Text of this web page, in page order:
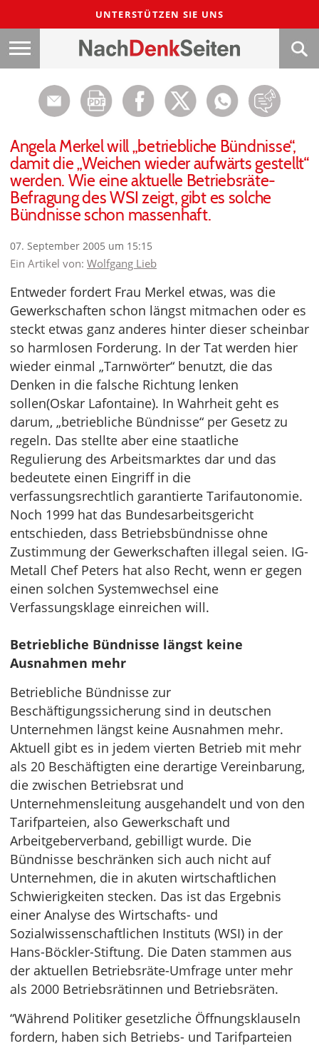
UNTERSTÜTZEN SIE UNS
Angela Merkel will „betriebliche Bündnisse“,
damit die „Weichen wieder aufwärts gestellt“
werden. Wie eine aktuelle Betriebsräte-
Befragung des WSI zeigt, gibt es solche
Bündnisse schon massenhaft.
07. September 2005 um 15:15
Ein Artikel von: Wolfgang Lieb
Entweder fordert Frau Merkel etwas, was die
Gewerkschaften schon längst mitmachen oder es
steckt etwas ganz anderes hinter dieser scheinbar
so harmlosen Forderung. In der Tat werden hier
wieder einmal „Tarnwörter“ benutzt, die das
Denken in die falsche Richtung lenken
sollen(Oskar Lafontaine). In Wahrheit geht es
darum, „betriebliche Bündnisse“ per Gesetz zu
regeln. Das stellte aber eine staatliche
Regulierung des Arbeitsmarktes dar und das
bedeutete einen Eingriff in die
verfassungsrechtlich garantierte Tarifautonomie.
Noch 1999 hat das Bundesarbeitsgericht
entschieden, dass Betriebsbündnisse ohne
Zustimmung der Gewerkschaften illegal seien. IG-
Metall Chef Peters hat also Recht, wenn er gegen
einen solchen Systemwechsel eine
Verfassungsklage einreichen will.
Betriebliche Bündnisse längst keine
Ausnahmen mehr
Betriebliche Bündnisse zur
Beschäftigungssicherung sind in deutschen
Unternehmen längst keine Ausnahmen mehr.
Aktuell gibt es in jedem vierten Betrieb mit mehr
als 20 Beschäftigten eine derartige Vereinbarung,
die zwischen Betriebsrat und
Unternehmensleitung ausgehandelt und von den
Tarifparteien, also Gewerkschaft und
Arbeitgeberverband, gebilligt wurde. Die
Bündnisse beschränken sich auch nicht auf
Unternehmen, die in akuten wirtschaftlichen
Schwierigkeiten stecken. Das ist das Ergebnis
einer Analyse des Wirtschafts- und
Sozialwissenschaftlichen Instituts (WSI) in der
Hans-Böckler-Stiftung. Die Daten stammen aus
der aktuellen Betriebsräte-Umfrage unter mehr
als 2000 Betriebsrätinnen und Betriebsräten.
“Während Politiker gesetzliche Öffnungsklauseln
fordern, haben sich Betriebs- und Tarifparteien